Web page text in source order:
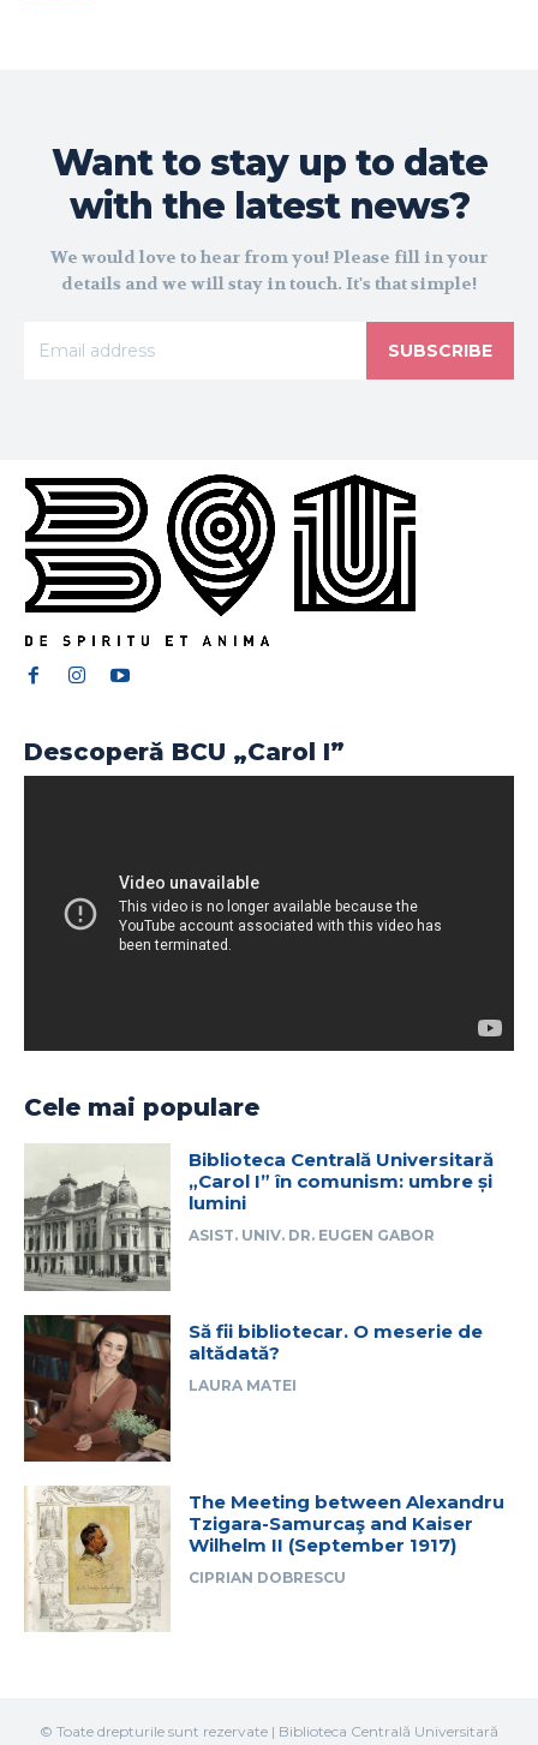
Want to stay up to date
with the latest news?
We would love to hear from you! Please fill in your
details and we will stay in touch. It's that simple!
SUBSCRIBE
Descoperă BCU „Carol I”
Cele mai populare
Biblioteca Centrală Universitară
„Carol I” în comunism: umbre și
lumini
ASIST. UNIV. DR. EUGEN GABOR
Să fii bibliotecar. O meserie de
altădată?
LAURA MATEI
The Meeting between Alexandru
Tzigara-Samurcaş and Kaiser
Wilhelm II (September 1917)
CIPRIAN DOBRESCU
© Toate drepturile sunt rezervate | Biblioteca Centrală Universitară